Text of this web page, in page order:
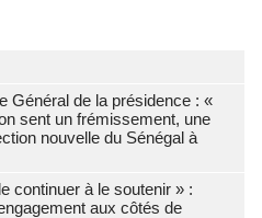
Général de la présidence : «
sent un frémissement, une
nouvelle du Sénégal à
continuer à le soutenir » :
aux côtés de